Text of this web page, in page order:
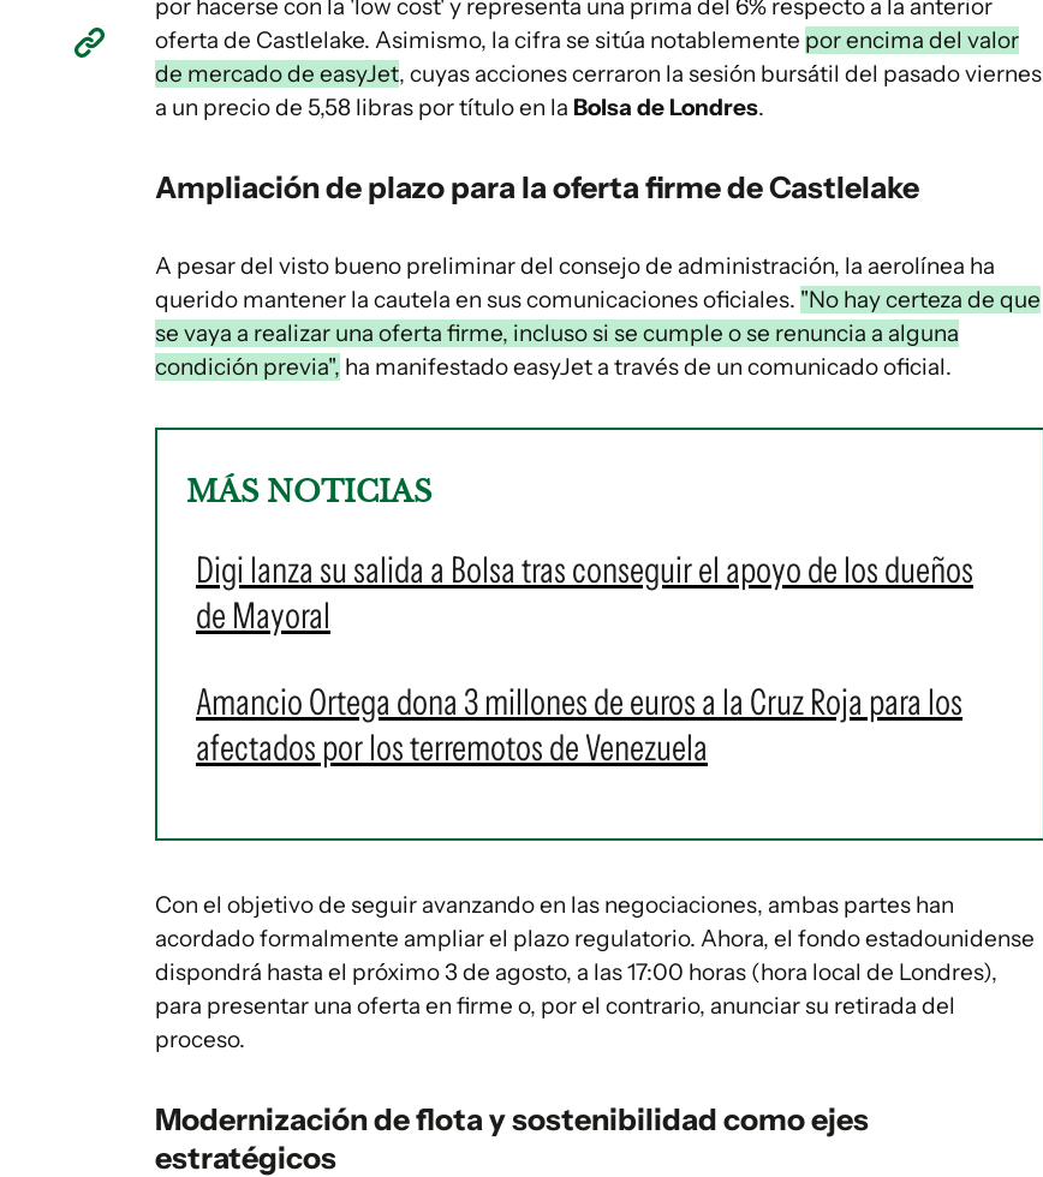
por hacerse con la 'low cost' y representa una prima del 6% respecto a la anterior
oferta de Castlelake. Asimismo, la cifra se sitúa notablemente por encima del valor
de mercado de easyJet, cuyas acciones cerraron la sesión bursátil del pasado viernes
a un precio de 5,58 libras por título en la Bolsa de Londres.
Ampliación de plazo para la oferta firme de Castlelake
A pesar del visto bueno preliminar del consejo de administración, la aerolínea ha
querido mantener la cautela en sus comunicaciones oficiales. "No hay certeza de que
se vaya a realizar una oferta firme, incluso si se cumple o se renuncia a alguna
condición previa", ha manifestado easyJet a través de un comunicado oficial.
MÁS NOTICIAS
Digi lanza su salida a Bolsa tras conseguir el apoyo de los dueños
de Mayoral
Amancio Ortega dona 3 millones de euros a la Cruz Roja para los
afectados por los terremotos de Venezuela
Con el objetivo de seguir avanzando en las negociaciones, ambas partes han
acordado formalmente ampliar el plazo regulatorio. Ahora, el fondo estadounidense
dispondrá hasta el próximo 3 de agosto, a las 17:00 horas (hora local de Londres),
para presentar una oferta en firme o, por el contrario, anunciar su retirada del
proceso.
Modernización de flota y sostenibilidad como ejes
estratégicos